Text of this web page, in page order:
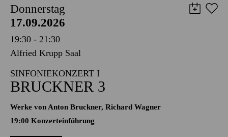
Donnerstag
17.09.2026
19:30 - 21:30
Alfried Krupp Saal
SINFONIEKONZERT I
BRUCKNER 3
Werke von Anton Bruckner, Richard Wagner
19:00 Konzerteinführung